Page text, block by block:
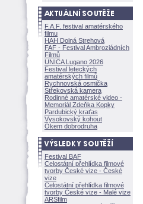
F.A.F. festival amatérského
filmu
HAH Dolná Strehov
FAF - Festival Ambroziádních
Filmů
UNICA Lugano 2026
Festival leteckých
amatérských filmů
Rychnovská osmička
Střekovská kamera
Rodinné amatérské video -
Memoriál Zdeňka Kopky
Pardubický kraťas
Vysokovský kohout
Okem dobrodruha
Festival BAF
Celostátní přehlídka filmové
tvorby České vize - České
vize
Celostátní přehlídka filmové
tvorby České vize - Malé vize
ARSfilm